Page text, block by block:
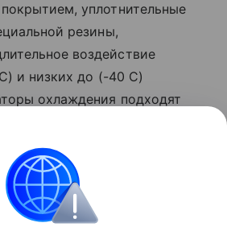
уплотнительные
резины,
воздействие
и низких до (-40 С)
охлаждения подходят
моделей "Самар" и "десяток", а
и 2117, "Таврий" ЗАЗ-1102, 1103
рассчитаны на все
вазовской